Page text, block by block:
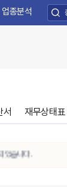
업종분석
서 재무상태표
니다.